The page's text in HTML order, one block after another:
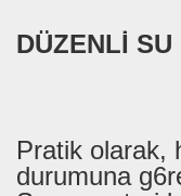
DÜZENLİ SU
Pratik olarak,
durumuna